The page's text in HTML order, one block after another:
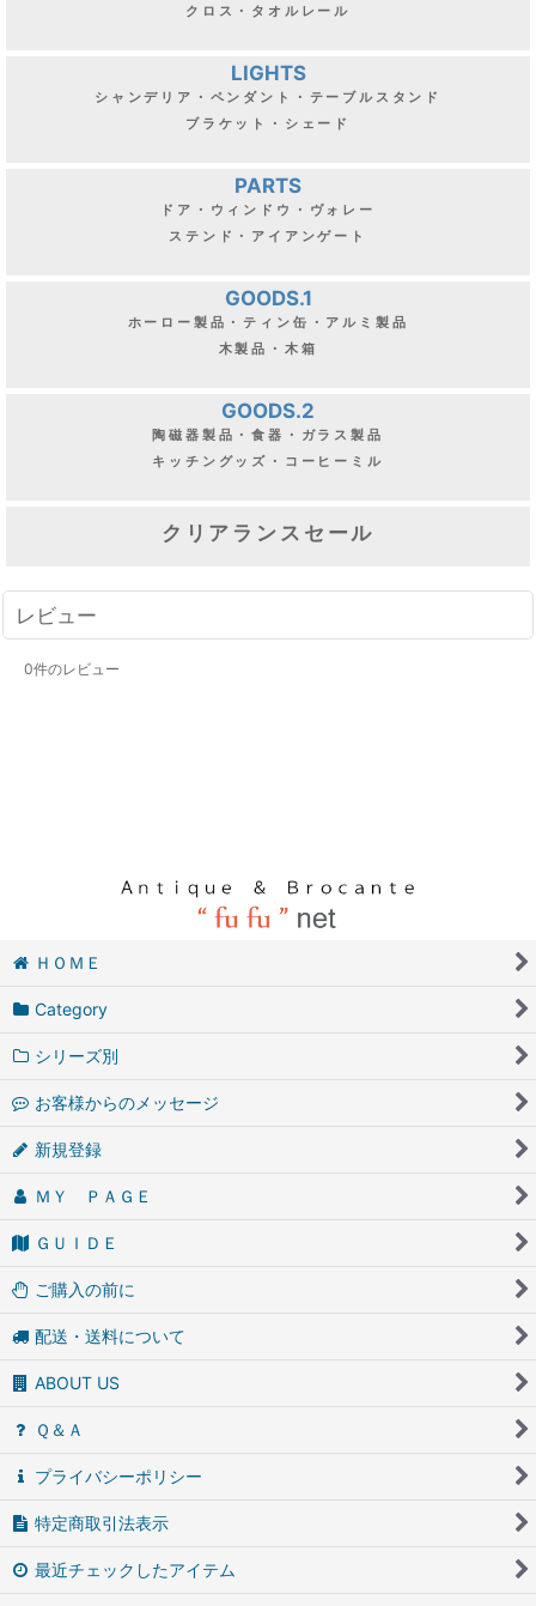
クロス・タオルレール
LIGHTS
シャンデリア・ペンダント・テーブルスタンド
ブラケット・シェード
PARTS
ドア・ウィンドウ・ヴォレー
ステンド・アイアンゲート
GOODS.1
ホーロー製品・ティン缶・アルミ製品
木製品・木箱
GOODS.2
陶磁器製品・食器・ガラス製品
キッチングッズ・コーヒーミル
クリアランスセール
レビュー
0件のレビュー
ＨＯＭＥ
Category
シリーズ別
お客様からのメッセージ
新規登録
ＭＹ ＰＡＧＥ
ＧＵＩＤＥ
ご購入の前に
配送・送料について
ABOUT US
Ｑ＆Ａ
プライバシーポリシー
特定商取引法表示
最近チェックしたアイテム